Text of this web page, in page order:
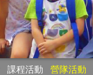
課程活動 營隊活動